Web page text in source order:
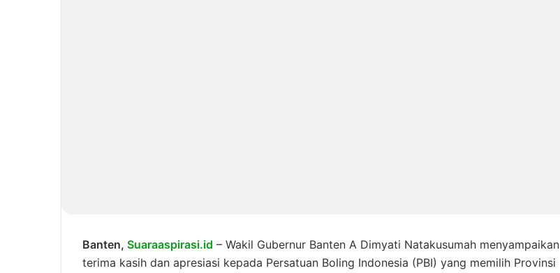
Banten, Suaraaspirasi.id – Wakil Gubernur Banten A Dimyati Natakusumah menyampaikan
terima kasih dan apresiasi kepada Persatuan Boling Indonesia (PBI) yang memilih Provinsi